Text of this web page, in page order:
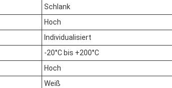
Schlank
Hoch
Individualisiert
-20°C bis +200°C
Hoch
Weiß